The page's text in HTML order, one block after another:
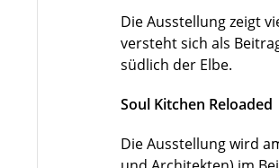
Die Ausstellung zeigt
versteht sich als
südlich der Elbe.
Soul Kitchen Reloaded
Die Ausstellung wird